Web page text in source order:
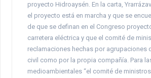
proyecto Hidroaysén. En la carta,
el proyecto está en marcha y que se
de que se definan en el Congreso
carretera eléctrica y que el comité de
reclamaciones hechas por agrupaciones
civil como por la propia compañía. Para
medioambientales “el comité de